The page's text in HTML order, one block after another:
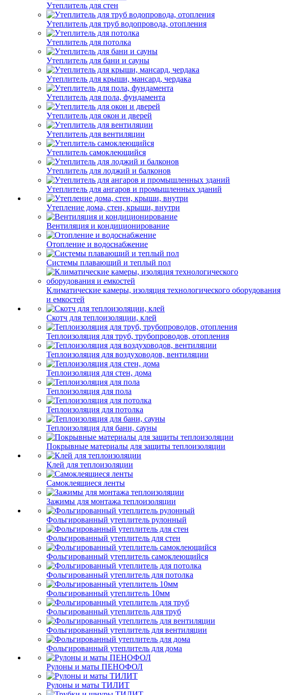
Утеплитель для стен
Утеплитель для труб водопровода, отопления
Утеплитель для потолка
Утеплитель для бани и сауны
Утеплитель для крыши, мансард, чердака
Утеплитель для пола, фундамента
Утеплитель для окон и дверей
Утеплитель для вентиляции
Утеплитель самоклеющийся
Утеплитель для лоджий и балконов
Утеплитель для ангаров и промышленных зданий
Утепление дома, стен, крыши, внутри
Вентиляция и кондиционирование
Отопление и водоснабжение
Системы плавающий и теплый пол
Климатические камеры, изоляция технологического оборудования
и емкостей
Скотч для теплоизоляции, клей
Теплоизоляция для труб, трубопроводов, отопления
Теплоизоляция для воздуховодов, вентиляции
Теплоизоляция для стен, дома
Теплоизоляция для пола
Теплоизоляция для потолка
Теплоизоляция для бани, сауны
Покрывные материалы для защиты теплоизоляции
Клей для теплоизоляции
Самоклеящиеся ленты
Зажимы для монтажа теплоизоляции
Фольгированный утеплитель рулонный
Фольгированный утеплитель для стен
Фольгированный утеплитель самоклеющийся
Фольгированный утеплитель для потолка
Фольгированный утеплитель 10мм
Фольгированный утеплитель для труб
Фольгированный утеплитель для вентиляции
Фольгированный утеплитель для дома
Рулоны и маты ПЕНОФОЛ
Рулоны и маты ТИЛИТ